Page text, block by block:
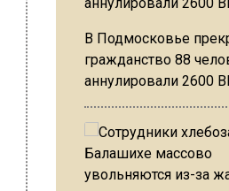
В Подмосковье
гражданство 88
аннулировали 2600